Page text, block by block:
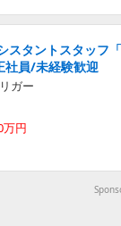
スタントスタッフ
社員/未経験歓迎
ガー
万円